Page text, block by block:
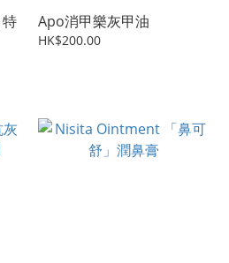
Apo消甲樂灰甲油
HK$200.00